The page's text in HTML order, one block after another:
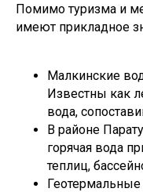
Помимо туризма и
имеют прикладное
Малкинские
Известны как
вода,
В районе
горячая вода
теплиц,